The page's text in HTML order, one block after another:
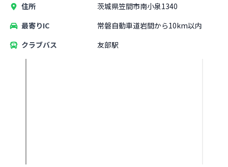
住所
茨城県笠間市南小泉1340
最寄りIC
常磐自動車道岩間から10km以内
クラブバス
友部駅